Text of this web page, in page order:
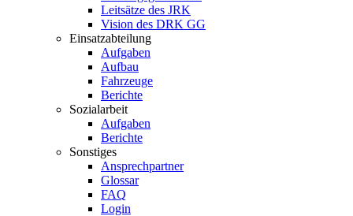
Leitsätze des JRK
Vision des DRK GG
Einsatzabteilung
Aufgaben
Aufbau
Fahrzeuge
Berichte
Sozialarbeit
Aufgaben
Berichte
Sonstiges
Ansprechpartner
Glossar
FAQ
Login